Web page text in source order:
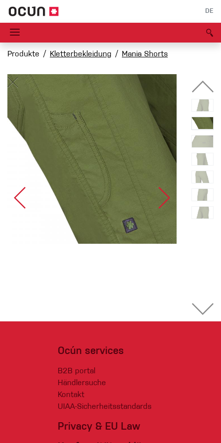
DE
Produkte Kletterbekleidung Mania Shorts
Ocún services
B2B portal
Händlersuche
Kontakt
UIAA-Sicherheitsstandards
Privacy & EU Law